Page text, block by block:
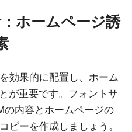
ホームページ誘
効果的に配置し、ホーム
が重要です。フォントサ
の内容とホームページの
ピーを作成しましょう。